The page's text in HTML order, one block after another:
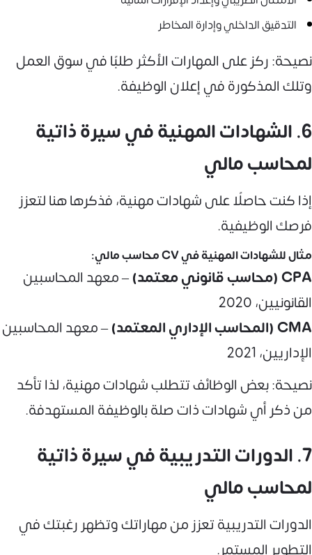
التدقيق الداخلي وإدارة المخاطر
نصيحة: ركز على المهارات الأكثر طلبًا في سوق العمل
وتلك المذكورة في إعلان الوظيفة.
6. الشهادات المهنية في سيرة ذاتية
لمحاسب مالي
إذا كنت حاصلًا على شهادات مهنية، فذكرها هنا لتعزز
فرصك الوظيفية.
مثال للشهادات المهنية في CV محاسب مالي:
CPA (محاسب قانوني معتمد)
– معهد المحاسبين
القانونيين، 2020
CMA (المحاسب الإداري المعتمد)
– معهد المحاسبين
الإداريين، 2021
نصيحة: بعض الوظائف تتطلب شهادات مهنية، لذا تأكد
من ذكر أي شهادات ذات صلة بالوظيفة المستهدفة.
7. الدورات التدريبية في سيرة ذاتية
لمحاسب مالي
الدورات التدريبية تعزز من مهاراتك وتظهر رغبتك في
التطوير المستمر.